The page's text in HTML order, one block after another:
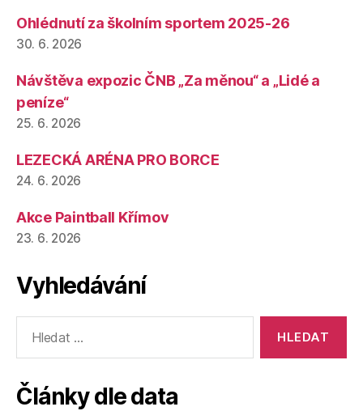
Ohlédnutí za školním sportem 2025-26
30. 6. 2026
Návštěva expozic ČNB „Za měnou“ a „Lidé a
peníze“
25. 6. 2026
LEZECKÁ ARÉNA PRO BORCE
24. 6. 2026
Akce Paintball Křímov
23. 6. 2026
Vyhledávání
vyhledávání:
Články dle data